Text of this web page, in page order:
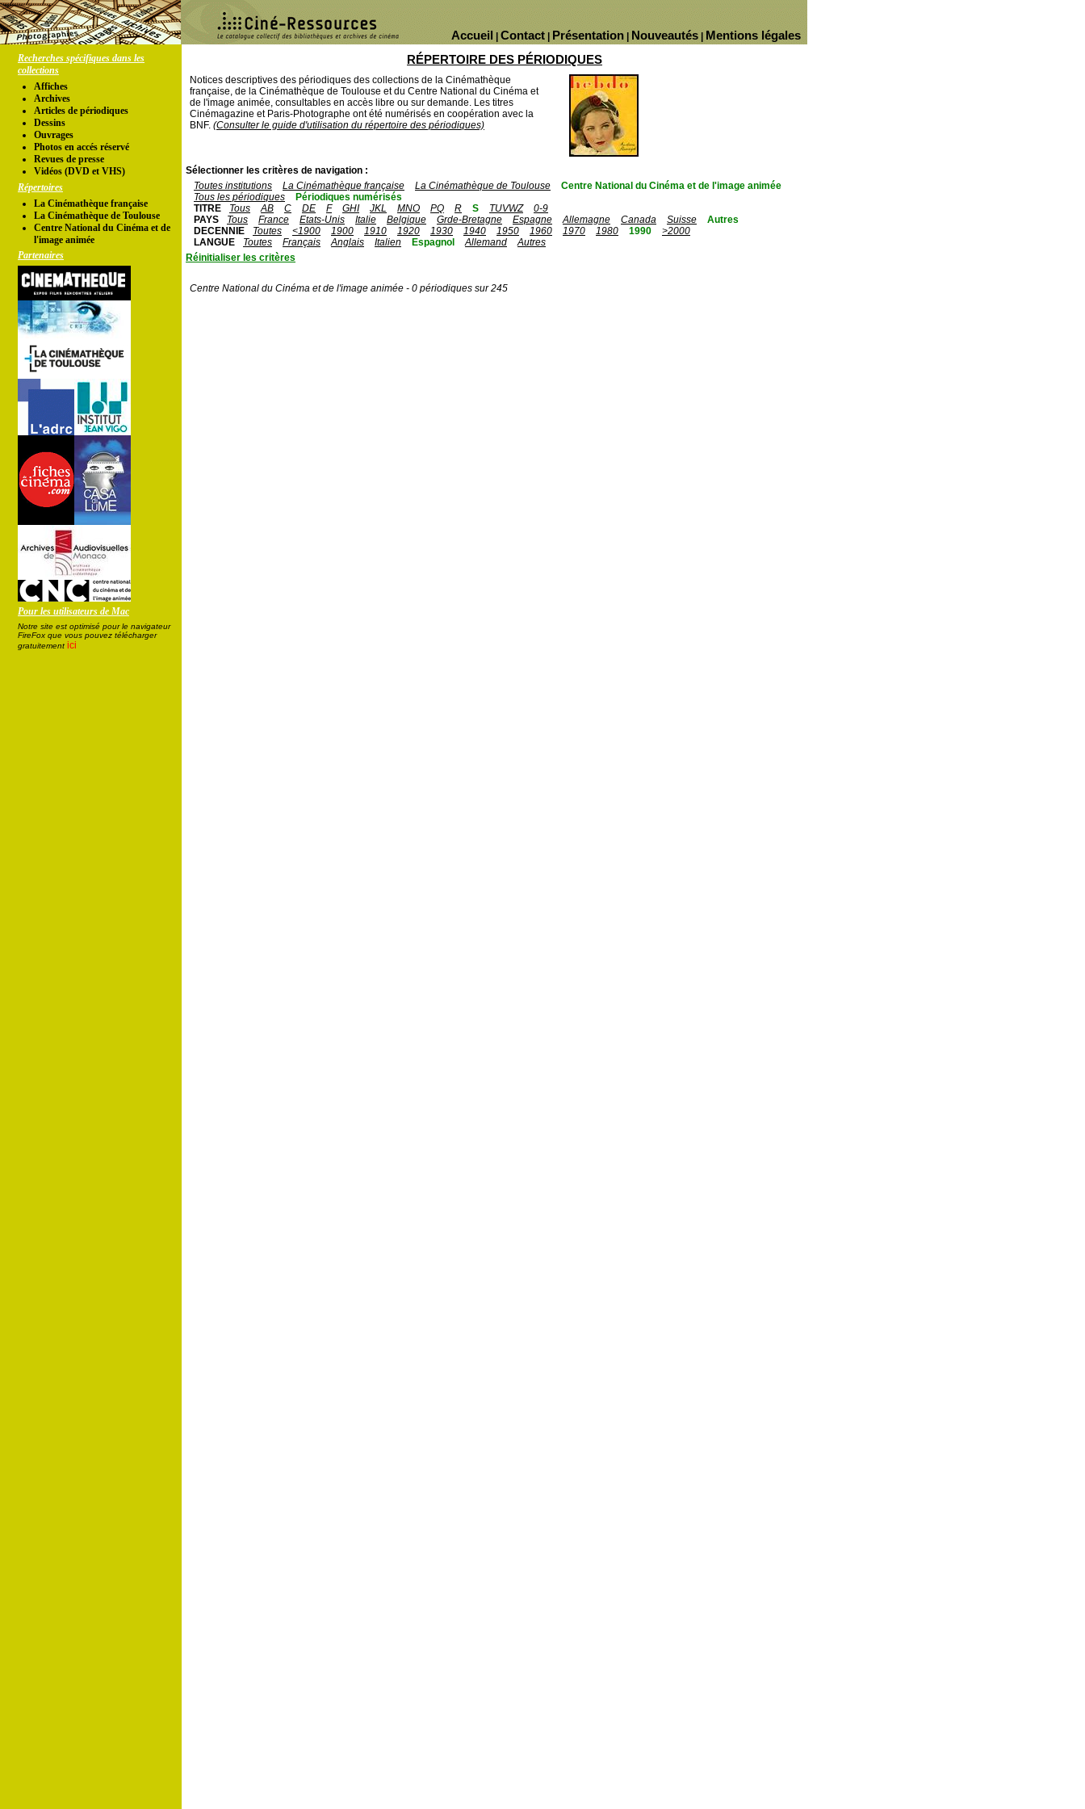
Mentions légales
Nouveautés
Présentation
Contact
Accueil
Recherches spécifiques dans les
collections
Affiches
Archives
Articles de périodiques
Dessins
Ouvrages
Photos en accés réservé
Revues de presse
Vidéos (DVD et VHS)
Répertoires
La Cinémathèque française
La Cinémathèque de Toulouse
Centre National du Cinéma et de
l'image animée
Partenaires
Pour les utilisateurs de Mac
Notre site est optimisé pour le navigateur
FireFox que vous pouvez télécharger
gratuitement ici
RÉPERTOIRE DES PÉRIODIQUES
Notices descriptives des périodiques des collections de la Cinémathèque
française, de la Cinémathèque de Toulouse et du Centre National du Cinéma et
de l'image animée, consultables en accès libre ou sur demande. Les titres
Cinémagazine et Paris-Photographe ont été numérisés en coopération avec la
BNF. (Consulter le guide d'utilisation du répertoire des périodiques)
Sélectionner les critères de navigation :
Toutes institutions
La Cinémathèque française La Cinémathèque de Toulouse
Centre National du Cinéma et de l'image animée
Tous les périodiques
Périodiques numérisés
TITRE
Tous AB C DE F GHI JKL MNO PQ R S TUVWZ
0-9
PAYS
Tous France Etats-Unis Italie Belgique Grde-Bretagne Espagne Allemagne Canada Suisse
Autres
DECENNIE
Toutes <1900 1900 1910 1920 1930 1940 1950 1960 1970 1980 1990
>2000
LANGUE
Toutes Français Anglais Italien Espagnol Allemand
Autres
Réinitialiser les critères
Centre National du Cinéma et de l'image animée - 0 périodiques sur 245